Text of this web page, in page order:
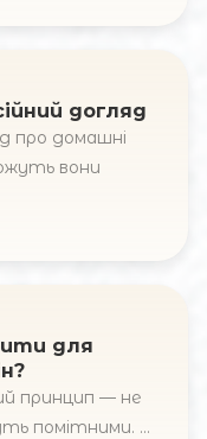
догляд
про домашні
вони
для
принцип — не
помітними. ...